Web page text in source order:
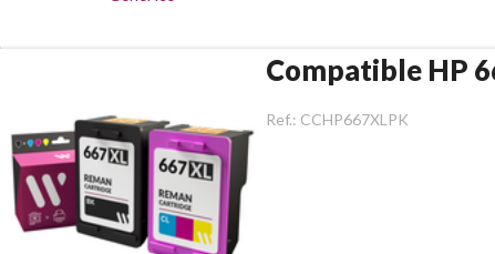
Compatible HP
Ref.: CCHP667XLPK